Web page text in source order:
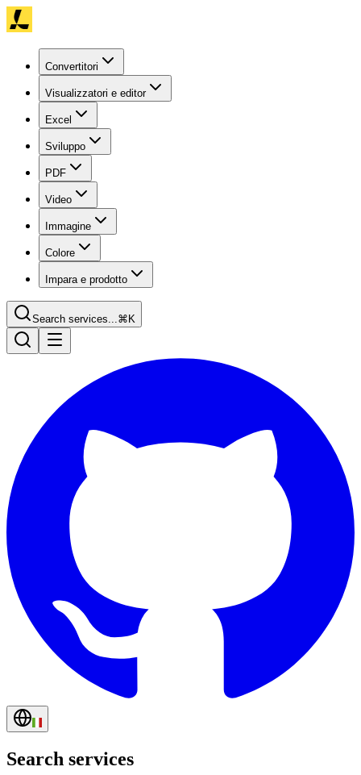
Convertitori
Visualizzatori e editor
Excel
Sviluppo
PDF
Video
Immagine
Colore
Impara e prodotto
Search services...⌘K
Search services